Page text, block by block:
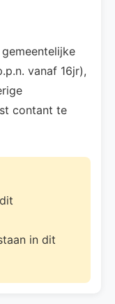
vanaf 16jr),
contant te
in dit